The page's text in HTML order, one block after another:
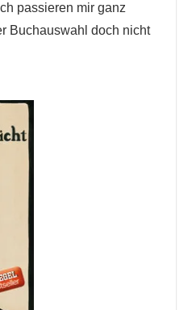
passieren mir ganz
Buchauswahl doch nicht